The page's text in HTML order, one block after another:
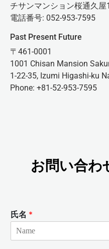
チサンマンション桜通久屋
電話番号: 052-953-7595
Past Present Future
〒461-0001
1001 Chisan Mansion
1-22-35, Izumi Higashi-ku
Phone: +81-52-953-7595
お問い合
氏名 *